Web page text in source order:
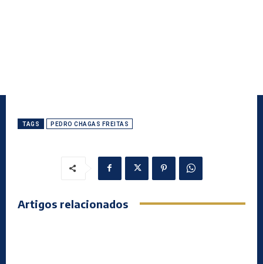
TAGS PEDRO CHAGAS FREITAS
Artigos relacionados